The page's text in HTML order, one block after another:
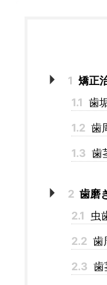
1 矯正
1.1 歯
1.2 歯
1.3 歯
2 歯磨
2.1
虫
2.2 歯
2.3 歯